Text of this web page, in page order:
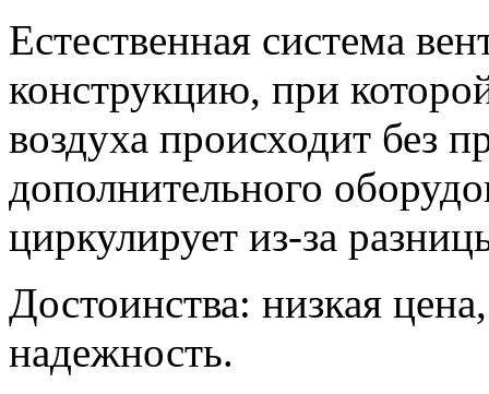
Естественная система
конструкцию, при
воздуха происходит без
дополнительного
циркулирует из-за
Достоинства: низкая
надежность.